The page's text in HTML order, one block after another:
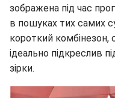
зображена під час
в пошуках тих самих
короткий комбінезон,
ідеально підкреслив
зірки.